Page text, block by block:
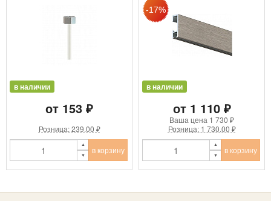
в наличии
от 153 ₽
Розница: 239.00 ₽
в корзину
в наличии
от 1 110 ₽
Ваша цена 1 730 ₽
Розница: 1 730.00 ₽
в корзину